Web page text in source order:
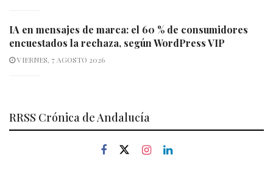
IA en mensajes de marca: el 60 % de consumidores
encuestados la rechaza, según WordPress VIP
VIERNES, 7 AGOSTO 2026
RRSS Crónica de Andalucía